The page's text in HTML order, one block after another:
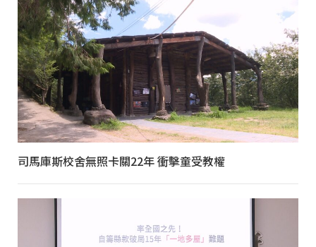
司馬庫斯校舍無照卡關22年 衝擊童受教權